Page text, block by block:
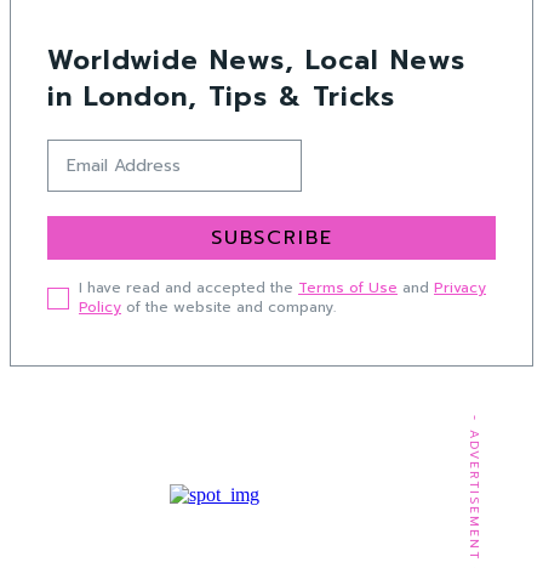
Worldwide News, Local News
in London, Tips & Tricks
SUBSCRIBE
I have read and accepted the Terms of Use and Privacy
Policy of the website and company.
- ADVERTISEMENT -